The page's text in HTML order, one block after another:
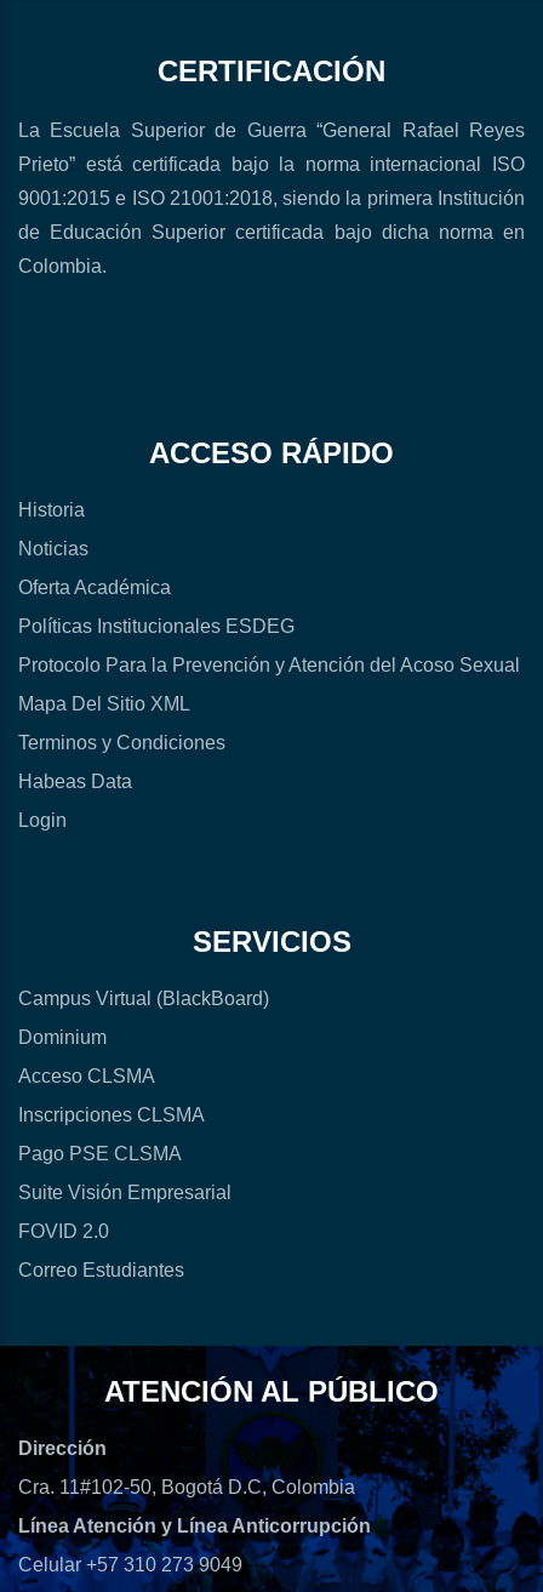
CERTIFICACIÓN
La Escuela Superior de Guerra “General Rafael Reyes
Prieto” está certificada bajo la norma internacional ISO
9001:2015 e ISO 21001:2018, siendo la primera Institución
de Educación Superior certificada bajo dicha norma en
Colombia.
ACCESO RÁPIDO
Historia
Noticias
Oferta Académica
Políticas Institucionales ESDEG
Protocolo Para la Prevención y Atención del Acoso Sexual
Mapa Del Sitio XML
Terminos y Condiciones
Habeas Data
Login
SERVICIOS
Campus Virtual (BlackBoard)
Dominium
Acceso CLSMA
Inscripciones CLSMA
Pago PSE CLSMA
Suite Visión Empresarial
FOVID 2.0
Correo Estudiantes
ATENCIÓN AL PÚBLICO
Dirección
Cra. 11#102-50, Bogotá D.C, Colombia
Línea Atención y Línea Anticorrupción
Celular +57 310 273 9049